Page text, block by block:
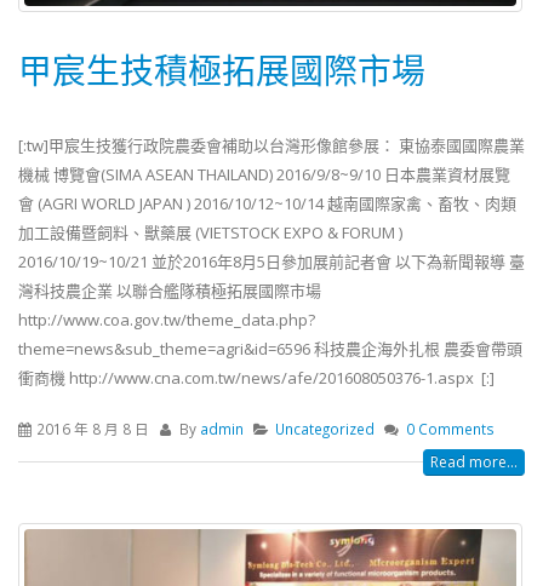
甲宸生技積極拓展國際市場
[:tw]甲宸生技獲行政院農委會補助以台灣形像館參展： 東協泰國國際農業
機械 博覽會(SIMA ASEAN THAILAND) 2016/9/8~9/10 日本農業資材展覽
會 (AGRI WORLD JAPAN ) 2016/10/12~10/14 越南國際家禽、畜牧、肉類
加工設備暨飼料、獸藥展 (VIETSTOCK EXPO & FORUM )
2016/10/19~10/21 並於2016年8月5日參加展前記者會 以下為新聞報導 臺
灣科技農企業 以聯合艦隊積極拓展國際市場
http://www.coa.gov.tw/theme_data.php?
theme=news&sub_theme=agri&id=6596 科技農企海外扎根 農委會帶頭
衝商機 http://www.cna.com.tw/news/afe/201608050376-1.aspx [:]
2016 年 8 月 8 日 By admin Uncategorized 0 Comments
Read more...